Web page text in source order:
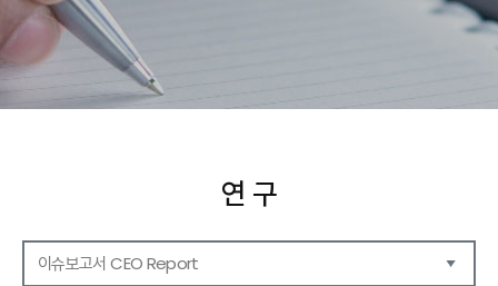
연 구
이슈보고서 CEO Report